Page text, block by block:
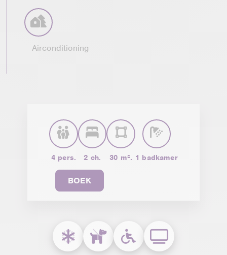
Airconditioning
4 pers. 2 ch. 30 m². 1 badkamer
BOEK